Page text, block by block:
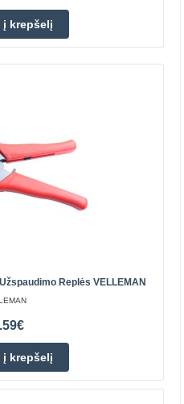
plokšte
nei 14 metų vaikams. Tai
mechanikos ir
sąrašo
į krepšelį
Replės VELLEMAN
į krepšelį